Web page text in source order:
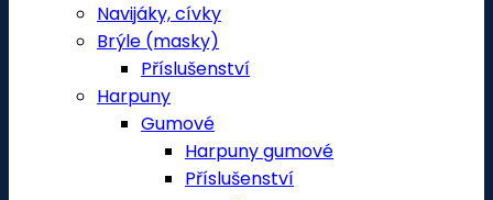
Navijáky, cívky
Brýle (masky)
Příslušenství
Harpuny
Gumové
Harpuny gumové
Příslušenství